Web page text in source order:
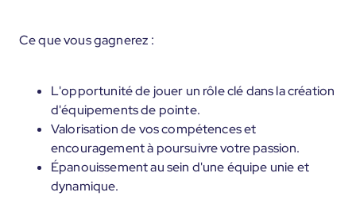
Ce que vous gagnerez :
L'opportunité de jouer un rôle clé dans la création
d'équipements de pointe.
Valorisation de vos compétences et
encouragement à poursuivre votre passion.
Épanouissement au sein d'une équipe unie et
dynamique.